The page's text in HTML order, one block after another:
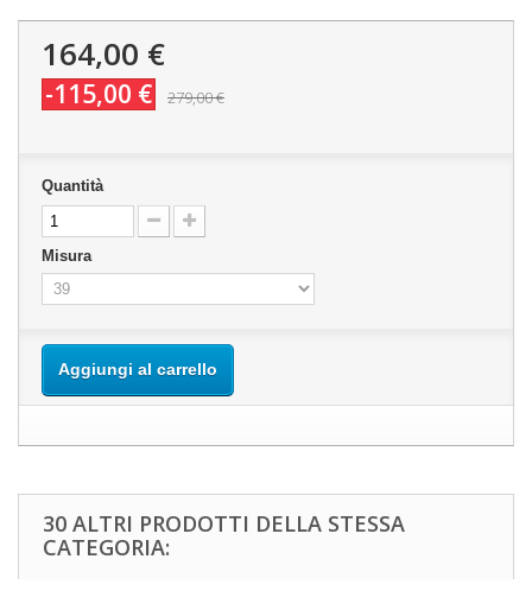
164,00 €
-115,00 € 279,00 €
Quantità
Misura
Aggiungi al carrello
30 ALTRI PRODOTTI DELLA STESSA
CATEGORIA: